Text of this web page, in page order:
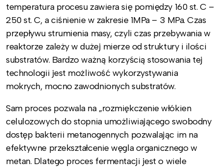
temperatura procesu zawiera się pomiędzy 160 st. C –
250 st. C, a ciśnienie w zakresie 1MPa – 3 MPa. Czas
przepływu strumienia masy, czyli czas przebywania w
reaktorze zależy w dużej mierze od struktury i ilości
substratów. Bardzo ważną korzyścią stosowania tej
technologii jest możliwość wykorzystywania
mokrych, mocno zawodnionych substratów.
Sam proces pozwala na „rozmiękczenie włókien
celulozowych do stopnia umożliwiającego swobodny
dostęp bakterii metanogennych pozwalając im na
efektywne przekształcenie węgla organicznego w
metan. Dlatego proces fermentacji jest o wiele